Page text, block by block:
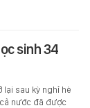
sinh 34
lại sau kỳ nghỉ hè
nước đã được